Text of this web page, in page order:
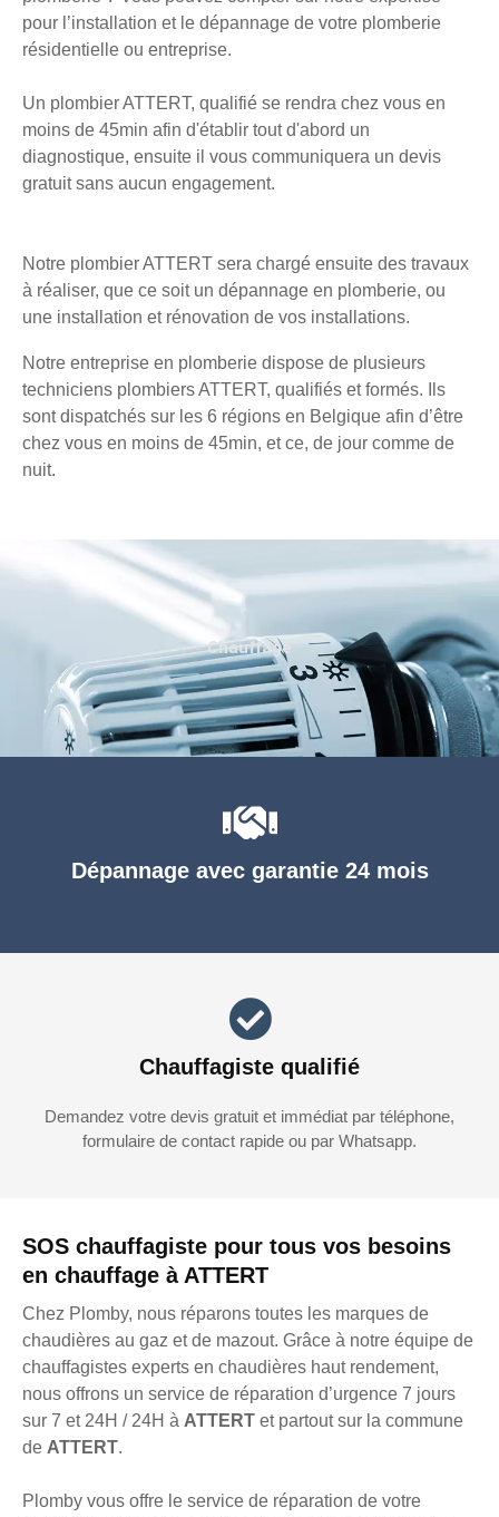
pour l’installation et le dépannage de votre plomberie
résidentielle ou entreprise.
Un plombier ATTERT, qualifié se rendra chez vous en
moins de 45min afin d'établir tout d'abord un
diagnostique, ensuite il vous communiquera un devis
gratuit sans aucun engagement.
Notre plombier ATTERT sera chargé ensuite des travaux
à réaliser, que ce soit un dépannage en plomberie, ou
une installation et rénovation de vos installations.
Notre entreprise en plomberie dispose de plusieurs
techniciens plombiers ATTERT, qualifiés et formés. Ils
sont dispatchés sur les 6 régions en Belgique afin d’être
chez vous en moins de 45min, et ce, de jour comme de
nuit.
SOS chauffagiste pour tous vos besoins
en chauffage à ATTERT
Chez Plomby, nous réparons toutes les marques de
chaudières au gaz et de mazout. Grâce à notre équipe de
chauffagistes experts en chaudières haut rendement,
nous offrons un service de réparation d’urgence 7 jours
sur 7 et 24H / 24H à ATTERT et partout sur la commune
de ATTERT.
Plomby vous offre le service de réparation de votre
Dépannage avec garantie 24 mois
Chauffagiste qualifié
Demandez votre devis gratuit et immédiat par téléphone,
formulaire de contact rapide ou par Whatsapp.
Chauffage